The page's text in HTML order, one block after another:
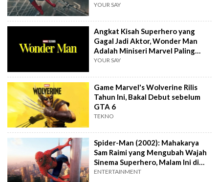
YOUR SAY
Angkat Kisah Superhero yang
Gagal Jadi Aktor, Wonder Man
Adalah Miniseri Marvel Paling
Berani!
YOUR SAY
Game Marvel's Wolverine Rilis
Tahun Ini, Bakal Debut sebelum
GTA 6
TEKNO
Spider-Man (2002): Mahakarya
Sam Raimi yang Mengubah Wajah
Sinema Superhero, Malam Ini di
Trans TV
ENTERTAINMENT